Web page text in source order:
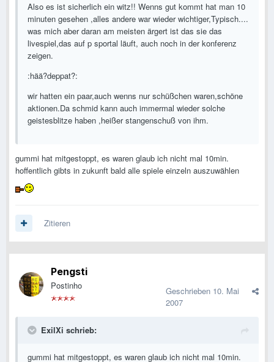
Also es ist sicherlich ein witz!! Wenns gut kommt hat man 10
minuten gesehen ,alles andere war wieder wichtiger,Typisch....
was mich aber daran am meisten ärgert ist das sie das
livespiel,das auf p sportal läuft, auch noch in der konferenz
zeigen.
:hää?deppat?:
wir hatten ein paar,auch wenns nur schüßchen waren,schöne
aktionen.Da schmid kann auch immermal wieder solche
geistesblitze haben ,heißer stangenschuß von ihm.
gummi hat mitgestoppt, es waren glaub ich nicht mal 10min.
hoffentlich gibts in zukunft bald alle spiele einzeln auszuwählen
Zitieren
Pengsti
Postinho Geschrieben 10. Mai
2007
ExilXi schrieb:
gummi hat mitgestoppt, es waren glaub ich nicht mal 10min.